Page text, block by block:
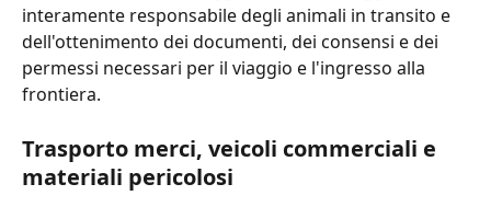
interamente responsabile degli animali in transito e
dell'ottenimento dei documenti, dei consensi e dei
permessi necessari per il viaggio e l'ingresso alla
frontiera.
Trasporto merci, veicoli commerciali e
materiali pericolosi